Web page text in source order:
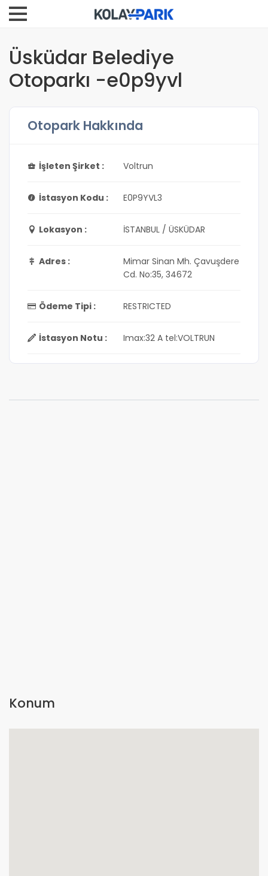
Üsküdar Belediye
Otoparkı -e0p9yvl
Otopark Hakkında
İşleten Şirket : Voltrun
İstasyon Kodu : E0P9YVL3
Lokasyon : İSTANBUL / ÜSKÜDAR
Adres :
Mimar Sinan Mh. Çavuşdere
Cd. No:35, 34672
Ödeme Tipi : RESTRICTED
İstasyon Notu : Imax:32 A tel:VOLTRUN
Konum